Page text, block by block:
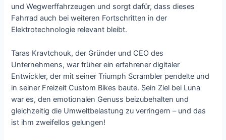
und Wegwerffahrzeugen und sorgt dafür, dass dieses
Fahrrad auch bei weiteren Fortschritten in der
Elektrotechnologie relevant bleibt.
Taras Kravtchouk, der Gründer und CEO des
Unternehmens, war früher ein erfahrener digitaler
Entwickler, der mit seiner Triumph Scrambler pendelte und
in seiner Freizeit Custom Bikes baute. Sein Ziel bei Luna
war es, den emotionalen Genuss beizubehalten und
gleichzeitig die Umweltbelastung zu verringern – und das
ist ihm zweifellos gelungen!